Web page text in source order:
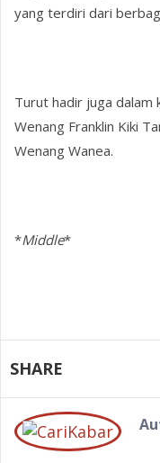
yang terdiri dari
Turut hadir juga dalam
Wenang Franklin Kiki
Wenang Wanea.
*Middle*
SHARE